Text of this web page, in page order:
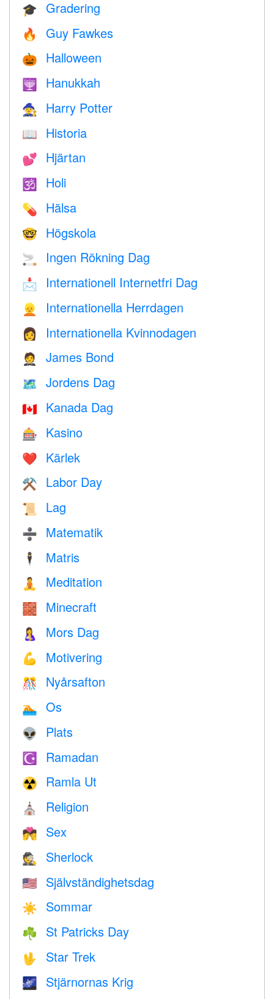
🎓 Gradering
🔥 Guy Fawkes
🎃 Halloween
🕎 Hanukkah
🧙 Harry Potter
📖 Historia
💕 Hjärtan
🕉 Holi
💊 Hälsa
🤓 Högskola
🚬 Ingen Rökning Dag
📩 Internationell Internetfri Dag
👱 Internationella Herrdagen
👩 Internationella Kvinnodagen
🤵 James Bond
🗺️ Jordens Dag
🇨🇦 Kanada Dag
🎰 Kasino
❤️️ Kärlek
⚒️ Labor Day
📜 Lag
➗ Matematik
🕴️ Matris
🧘 Meditation
🧱 Minecraft
🤱 Mors Dag
💪 Motivering
🎊 Nyårsafton
🏊 Os
👽 Plats
☪️ Ramadan
☢️ Ramla Ut
⛪️ Religion
💏 Sex
🕵️ Sherlock
🇺🇸 Självständighetsdag
☀️ Sommar
☘️ St Patricks Day
🖖 Star Trek
🌌 Stjärnornas Krig